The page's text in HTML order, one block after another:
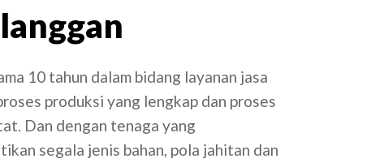
10 tahun dalam bidang layanan jasa
produksi yang lengkap dan proses
Dan dengan tenaga yang
segala jenis bahan, pola jahitan dan